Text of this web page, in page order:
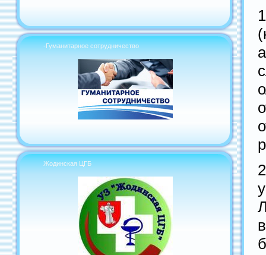
-Гуманитарное сотрудничество
Жодинская ЦГБ